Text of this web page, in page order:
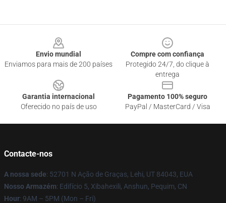
Envio mundial
Enviamos para mais de 200 países
Compre com confiança
Protegido 24/7, do clique à
entrega
Garantia internacional
Oferecido no país de uso
Pagamento 100% seguro
PayPal / MasterCard / Visa
Contacte-nos
A nossa sede: 52701 N Ação de Graças, Lehi, UT 84043, EUA
Nosso Armazém: Edifício 5, Xibahexili, Anshun, Pequim, CN
Hour: 9AM – 5PM (Mon – Fri)